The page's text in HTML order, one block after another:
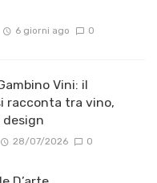
6 giorni ago 0
Vini: il
racconta tra vino,
28/07/2026 0